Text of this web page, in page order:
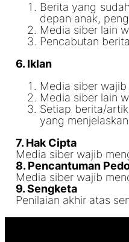
Berita yang
depan anak,
Media siber lain
Pencabutan
6. Iklan
Media siber
Media siber lain
Setiap berita/
yang
7. Hak Cipta
Media siber wajib
8. Pencantuman
Media siber wajib
9. Sengketa
Penilaian akhir atas